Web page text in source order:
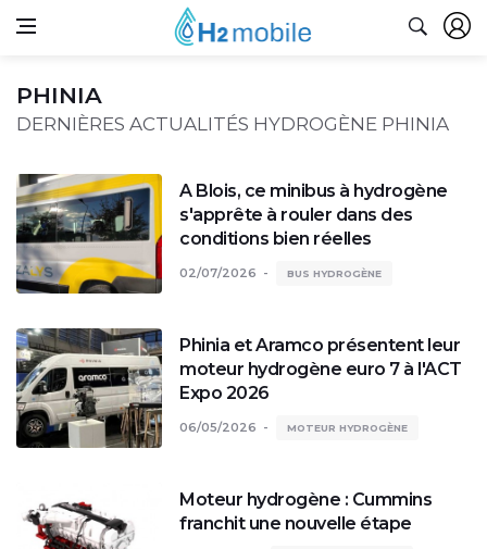
PHINIA
DERNIÈRES ACTUALITÉS HYDROGÈNE PHINIA
A Blois, ce minibus à hydrogène
s'apprête à rouler dans des
conditions bien réelles
02/07/2026 BUS HYDROGÈNE
Phinia et Aramco présentent leur
moteur hydrogène euro 7 à l'ACT
Expo 2026
06/05/2026 MOTEUR HYDROGÈNE
Moteur hydrogène : Cummins
franchit une nouvelle étape